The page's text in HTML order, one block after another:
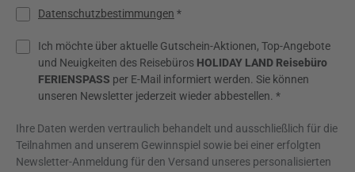
Datenschutzbestimmungen *
Ich möchte über aktuelle Gutschein-Aktionen, Top-Angebote
und Neuigkeiten des Reisebüros HOLIDAY LAND Reisebüro
FERIENSPASS per E-Mail informiert werden. Sie können
unseren Newsletter jederzeit wieder abbestellen. *
Ihre Daten werden vertraulich behandelt und ausschließlich für die
Teilnahmen and unserem Gewinnspiel sowie bei einer erfolgten
Newsletter-Anmeldung für den Versand unseres personalisierten